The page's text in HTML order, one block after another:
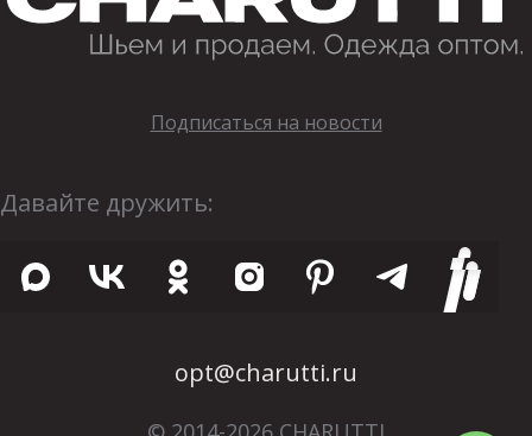
Подписаться на новости
Давайте дружить:
opt@charutti.ru